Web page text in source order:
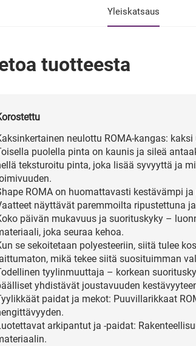
Yleiskatsaus
tuotteesta
neulottu ROMA-kangas:
puolella pinta on kaunis ja sileä
teksturoitu pinta, joka lisää syvyyttä ja
ROMA on huomattavasti kestävämpi
näyttävät paremmoilta ripustettuna
päivän mukavuus ja suorituskyky –
joka seuraa kehoa.
se sekoitetaan polyesteeriin, siitä tulee
mikä tekee siitä suosituimman
tyylinmuuttaja – korkean
yhdistävät joustavuuden
paidat ja mekot: Puuvillarikkaat
arkipantut ja -paidat: